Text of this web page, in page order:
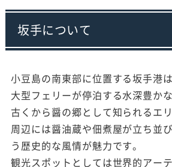
坂手について
小豆島の南東部に位置する坂手港
大型フェリーが停泊する水深豊か
古くから醤の郷として知られるエ
周辺には醤油蔵や佃煮屋が立ち並
う歴史的な風情が魅力です。
観光スポットとしては世界的アー